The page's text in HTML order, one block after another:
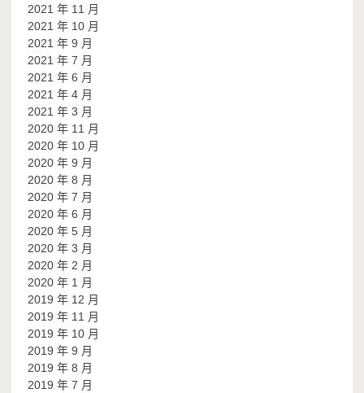
2021 年 11 月
2021 年 10 月
2021 年 9 月
2021 年 7 月
2021 年 6 月
2021 年 4 月
2021 年 3 月
2020 年 11 月
2020 年 10 月
2020 年 9 月
2020 年 8 月
2020 年 7 月
2020 年 6 月
2020 年 5 月
2020 年 3 月
2020 年 2 月
2020 年 1 月
2019 年 12 月
2019 年 11 月
2019 年 10 月
2019 年 9 月
2019 年 8 月
2019 年 7 月